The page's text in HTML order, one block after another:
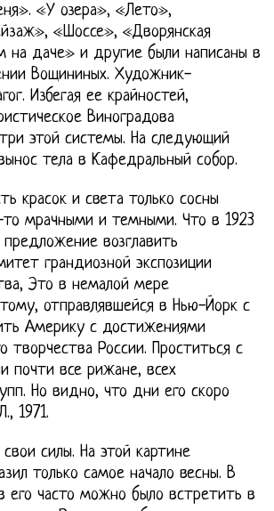
«У озера», «Лето»,
«Шоссе», «Дворянская
на даче» и другие были написаны в
Вощининых. Художник-
Избегая ее крайностей,
Виноградова
этой системы. На следующий
тела в Кафедральный собор.
красок и света только сосны
то мрачными и темными. Что в 1923
возглавить
грандиозной экспозиции
Это в немалой мере
отправлявшейся в Нью-Йорк с
Америку с достижениями
творчества России. Проститься с
почти все рижане, всех
Но видно, что дни его скоро
1971.
силы. На этой картине
только самое начало весны. В
его часто можно было встретить в